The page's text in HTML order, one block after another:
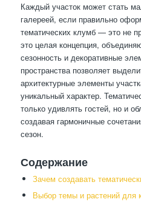
Каждый участок может стать
галереей, если правильно
тематических клумб — это не
это целая концепция,
сезонность и декоративные
пространства позволяет
архитектурные элементы
уникальный характер.
только удивлять гостей, но и
создавая гармоничные
сезон.
Содержание
Зачем создавать
Выбор темы и растений для